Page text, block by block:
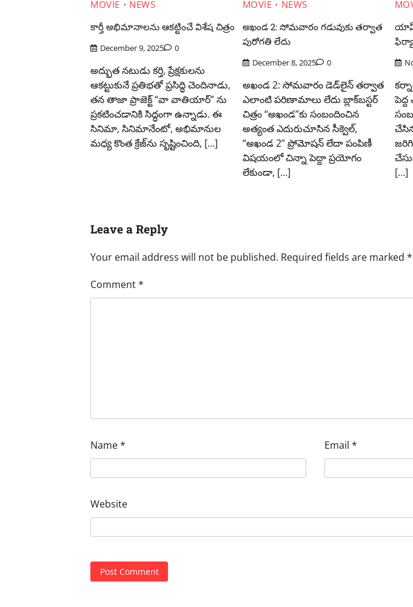
MOVIE
NEWS
కార్తీ అభిమానాలను ఆకట్టించే విశేష చిత్రం
December 9, 2025 0
అద్భుత నటుడు కర్తి, ప్రేక్షకులను
ఆకట్టుకునే ప్రతిభతో ప్రసిద్ధి చెందినాడు,
తన తాజా ప్రాజెక్ట్ “వా వాతియార్” ను
ప్రకటించడానికి సిద్ధంగా ఉన్నాడు. ఈ
సినిమా, సినిమానేంటో, అభిమానుల
మధ్య కొంత క్రేజ్‌ను సృష్టించింది, […]
MOVIE
NEWS
అఖండ 2: సోమవారం గడువుకు తర్వాత
పురోగతి లేదు
December 8, 2025 0
అఖండ 2: సోమవారం డెడ్‌లైన్ తర్వాత
ఎలాంటి పరిణామాలు లేదు బ్లాక్‌బస్టర్
చిత్రం “అఖండ”కు సంబందించిన
అత్యంత ఎదురుచూసిన సీక్వెల్,
“అఖండ 2” ప్రోమోషన్ లేదా పంపిణీ
విషయంలో చిన్నా పెద్దా ప్రయోగం
లేకుండా, […]
యాష్‌
[…]
Leave a Reply
Your email address will not be published. Required fields are marked*
Comment*
Name* Email*
Website